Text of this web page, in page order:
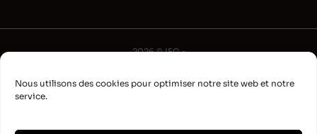
Nous utilisons des cookies pour optimiser notre site web et notre
service.
2026 © IFG •
•